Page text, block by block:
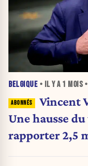
BELGIQUE • IL Y A 1 MOIS•
Vincent
Une hausse
rapporter 2,5